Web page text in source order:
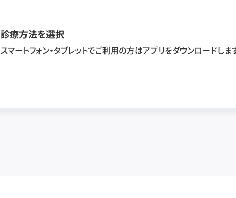
診療方法を選択
スマートフォン・タブレットでご利用の方はアプリをダウンロードしま